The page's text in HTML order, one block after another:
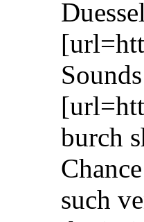
burch
such